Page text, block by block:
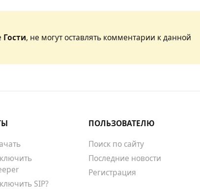
Гости, не могут оставлять комментарии к данной
SIP?
ПОЛЬЗОВАТЕЛЮ
Поиск по сайту
Последние новости
Регистрация